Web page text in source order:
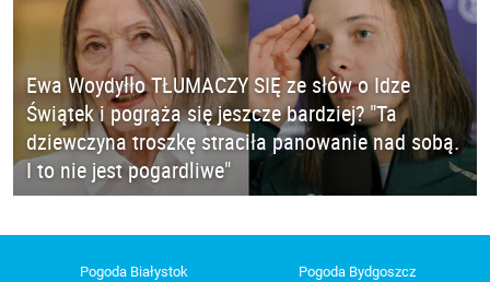
Ewa Woydyłło TŁUMACZY SIĘ ze słów o Idze
Świątek i pogrąża się jeszcze bardziej? "Ta
dziewczyna troszkę straciła panowanie nad sobą.
I to nie jest pogardliwe"
Pogoda Białystok Pogoda Bydgoszcz